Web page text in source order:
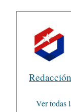
Ver todas